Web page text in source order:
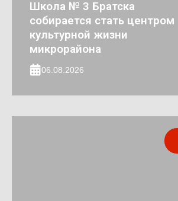
Школа № 3 Братска
собирается стать центром
культурной жизни
микрорайона
06.08.2026